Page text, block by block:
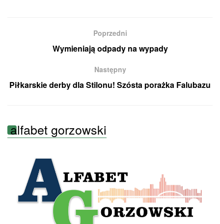
Poprzedni
Wymieniają odpady na wypady
Następny
Piłkarskie derby dla Stilonu! Szósta porażka Falubazu
alfabet gorzowski